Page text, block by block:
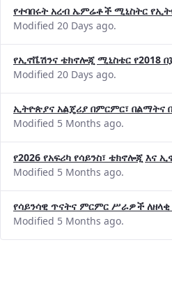
የተባበሩት አረብ ኤምሬቶች ሚኒስትር
Modified 20 Days ago.
የኢኖቬሽንና ቴክኖሎጂ ሚኒስቴር የ2018
Modified 20 Days ago.
ኢትዮጵያና አልጄሪያ በምርምር፣ በልማትና
Modified 5 Months ago.
የ2026 የአፍሪካ የሳይንስ፣ ቴክኖሎጂ
Modified 5 Months ago.
የሳይንሳዊ ጥናትና ምርምር ሥራዎች
Modified 5 Months ago.